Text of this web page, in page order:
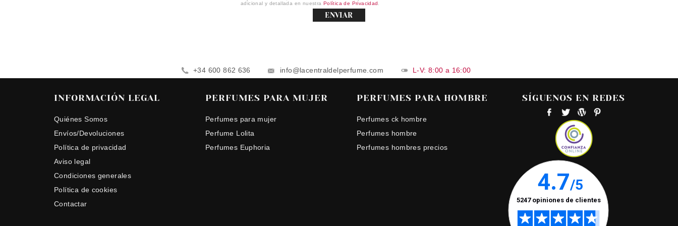
adicional y detallada en nuestra Política de Privacidad
ENVIAR
+34 600 862 636 info@lacentraldelperfume.com L-V: 8:00 a 16:00
INFORMACIÓN LEGAL
Quiénes Somos
Envíos/Devoluciones
Política de privacidad
Aviso legal
Condiciones generales
Política de cookies
Contactar
PERFUMES PARA MUJER
Perfumes para mujer
Perfume Lolita
Perfumes Euphoria
PERFUMES PARA HOMBRE
Perfumes ck hombre
Perfumes hombre
Perfumes hombres precios
SÍGUENOS EN REDES